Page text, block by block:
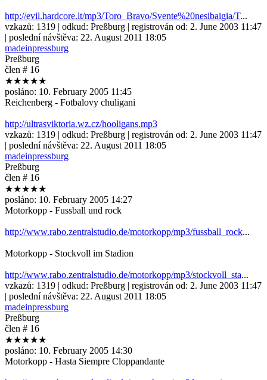
http://evil.hardcore.lt/mp3/Toro_Bravo/Svente%20nesibaigia/T...
vzkazů: 1319 | odkud: Preßburg | registrován od: 2. June 2003 11:47
| poslední návštěva: 22. August 2011 18:05
madeinpressburg
Preßburg
člen # 16
★★★★★
posláno: 10. February 2005 11:45
Reichenberg - Fotbalovy chuligani
http://ultrasviktoria.wz.cz/hooligans.mp3
vzkazů: 1319 | odkud: Preßburg | registrován od: 2. June 2003 11:47
| poslední návštěva: 22. August 2011 18:05
madeinpressburg
Preßburg
člen # 16
★★★★★
posláno: 10. February 2005 14:27
Motorkopp - Fussball und rock
http://www.rabo.zentralstudio.de/motorkopp/mp3/fussball_rock...
Motorkopp - Stockvoll im Stadion
http://www.rabo.zentralstudio.de/motorkopp/mp3/stockvoll_sta...
vzkazů: 1319 | odkud: Preßburg | registrován od: 2. June 2003 11:47
| poslední návštěva: 22. August 2011 18:05
madeinpressburg
Preßburg
člen # 16
★★★★★
posláno: 10. February 2005 14:30
Motorkopp - Hasta Siempre Cloppandante